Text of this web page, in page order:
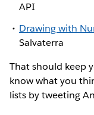
API
Drawing with
Salvaterra
That should keep
know what you
lists by tweeting